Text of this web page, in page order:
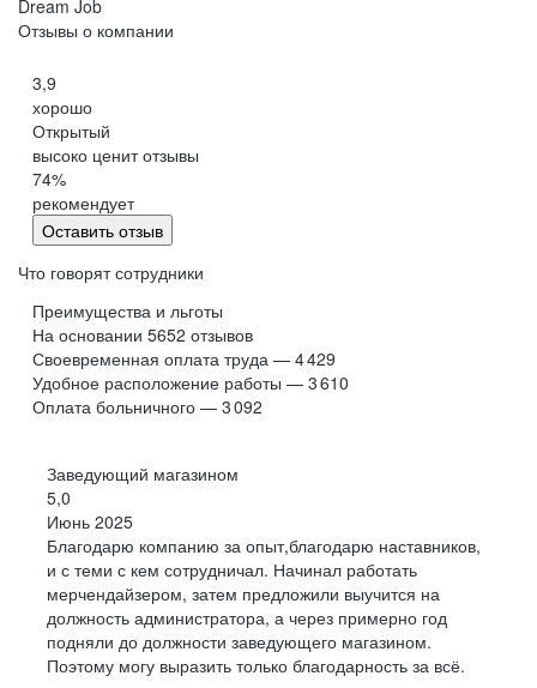
Особо выгодная программа лояльности
Карьерный рост и развитие в компании
+
МАГАЗИНОВ
СЕТИ
ОТКРЫТО НА СЕГОДНЯШНИЙ ДЕНЬ
Удобный график
Бесплатные обеды
Программа ДМС
Официальное трудоустройство
Удалённая работа
Стабильная белая заработная плата
Проектные и квартальные премии
и больничным
Забота о здоровье — ДМС и другие
программы
Dream Job
Отзывы о компании
3,9
хорошо
Открытый
высоко ценит отзывы
74%
рекомендует
Оставить отзыв
Что говорят сотрудники
Преимущества и льготы
На основании 5652 отзывов
Своевременная оплата труда — 4 429
Удобное расположение работы — 3 610
Оплата больничного — 3 092
Заведующий магазином
5,0
Июнь 2025
Благодарю компанию за опыт,благодарю наставников,
и с теми с кем сотрудничал. Начинал работать
мерчендайзером, затем предложили выучится на
должность администратора, а через примерно год
подняли до должности заведующего магазином.
Поэтому могу выразить только благодарность за всё.